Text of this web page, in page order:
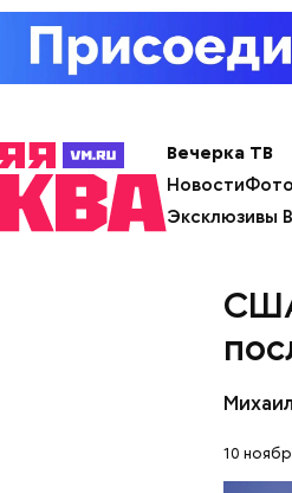
Вечерка ТВ
НовостиФото
Эксклюзивы
10
Фото:
чего